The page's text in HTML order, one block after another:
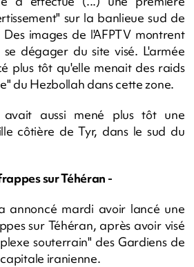
sur la banlieue sud de
Des images de l'AFPTV montrent
dégager du site visé. L'armée
plus tôt qu'elle menait des raids
du Hezbollah dans cette zone.
avait aussi mené plus tôt une
côtière de Tyr, dans le sud du
sur Téhéran -
annoncé mardi avoir lancé une
sur Téhéran, après avoir visé
souterrain" des Gardiens de
iranienne.